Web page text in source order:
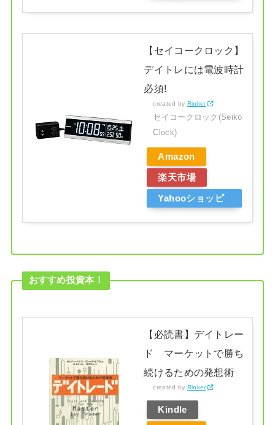
【セイコークロック】
デイトレには電波時計
必須!
created by Rinker
セイコークロック(Seiko
Clock)
Amazon
楽天市場
Yahooショッピ
おすすめ投資本！
【必読書】デイトレー
ド マーケットで勝ち
続けるための発想術
created by Rinker
Kindle